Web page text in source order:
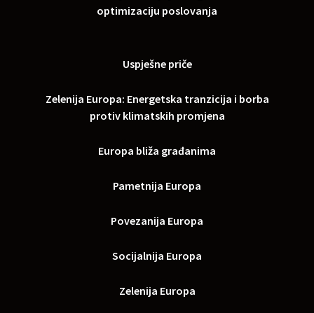
optimizaciju poslovanja
Uspješne priče
Zelenija Europa: Energetska tranzicija i borba
protiv klimatskih promjena
Europa bliža građanima
Pametnija Europa
Povezanija Europa
Socijalnija Europa
Zelenija Europa